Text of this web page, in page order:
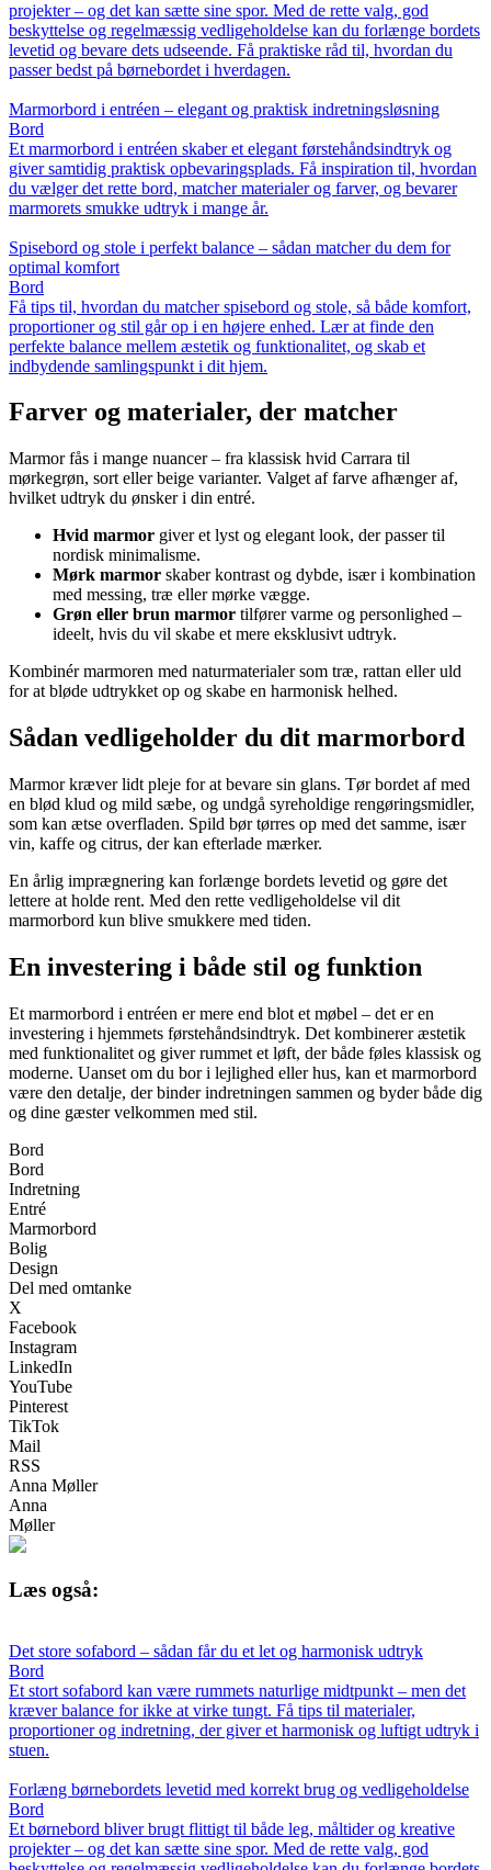
projekter – og det kan sætte sine spor. Med de rette valg, god
beskyttelse og regelmæssig vedligeholdelse kan du forlænge bordets
levetid og bevare dets udseende. Få praktiske råd til, hvordan du
passer bedst på børnebordet i hverdagen.
Marmorbord i entréen – elegant og praktisk indretningsløsning
Bord
Et marmorbord i entréen skaber et elegant førstehåndsindtryk og
giver samtidig praktisk opbevaringsplads. Få inspiration til, hvordan
du vælger det rette bord, matcher materialer og farver, og bevarer
marmorets smukke udtryk i mange år.
Spisebord og stole i perfekt balance – sådan matcher du dem for
optimal komfort
Bord
Få tips til, hvordan du matcher spisebord og stole, så både komfort,
proportioner og stil går op i en højere enhed. Lær at finde den
perfekte balance mellem æstetik og funktionalitet, og skab et
indbydende samlingspunkt i dit hjem.
Farver og materialer, der matcher
Marmor fås i mange nuancer – fra klassisk hvid Carrara til
mørkegrøn, sort eller beige varianter. Valget af farve afhænger af,
hvilket udtryk du ønsker i din entré.
Hvid marmor giver et lyst og elegant look, der passer til
nordisk minimalisme.
Mørk marmor skaber kontrast og dybde, især i kombination
med messing, træ eller mørke vægge.
Grøn eller brun marmor tilfører varme og personlighed –
ideelt, hvis du vil skabe et mere eksklusivt udtryk.
Kombinér marmoren med naturmaterialer som træ, rattan eller uld
for at bløde udtrykket op og skabe en harmonisk helhed.
Sådan vedligeholder du dit marmorbord
Marmor kræver lidt pleje for at bevare sin glans. Tør bordet af med
en blød klud og mild sæbe, og undgå syreholdige rengøringsmidler,
som kan ætse overfladen. Spild bør tørres op med det samme, især
vin, kaffe og citrus, der kan efterlade mærker.
En årlig imprægnering kan forlænge bordets levetid og gøre det
lettere at holde rent. Med den rette vedligeholdelse vil dit
marmorbord kun blive smukkere med tiden.
En investering i både stil og funktion
Et marmorbord i entréen er mere end blot et møbel – det er en
investering i hjemmets førstehåndsindtryk. Det kombinerer æstetik
med funktionalitet og giver rummet et løft, der både føles klassisk og
moderne. Uanset om du bor i lejlighed eller hus, kan et marmorbord
være den detalje, der binder indretningen sammen og byder både dig
og dine gæster velkommen med stil.
Bord
Bord
Indretning
Entré
Marmorbord
Bolig
Design
Del med omtanke
X
Facebook
Instagram
LinkedIn
YouTube
Pinterest
TikTok
Mail
RSS
Anna Møller
Anna
Møller
Læs også:
Det store sofabord – sådan får du et let og harmonisk udtryk
Bord
Et stort sofabord kan være rummets naturlige midtpunkt – men det
kræver balance for ikke at virke tungt. Få tips til materialer,
proportioner og indretning, der giver et harmonisk og luftigt udtryk i
stuen.
Forlæng børnebordets levetid med korrekt brug og vedligeholdelse
Bord
Et børnebord bliver brugt flittigt til både leg, måltider og kreative
projekter – og det kan sætte sine spor. Med de rette valg, god